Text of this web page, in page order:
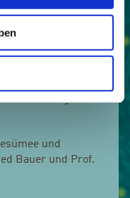
den Alpen
des
im
und
Bauer und Prof.